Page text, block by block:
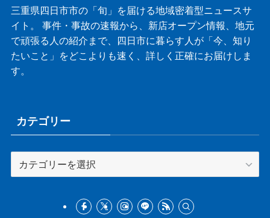
三重県四日市市の「旬」を届ける地域密着型ニュースサ
イト。 事件・事故の速報から、新店オープン情報、地元
で頑張る人の紹介まで、四日市に暮らす人が「今、知り
たいこと」をどこよりも速く、詳しく正確にお届けしま
す。
カテゴリー
テ